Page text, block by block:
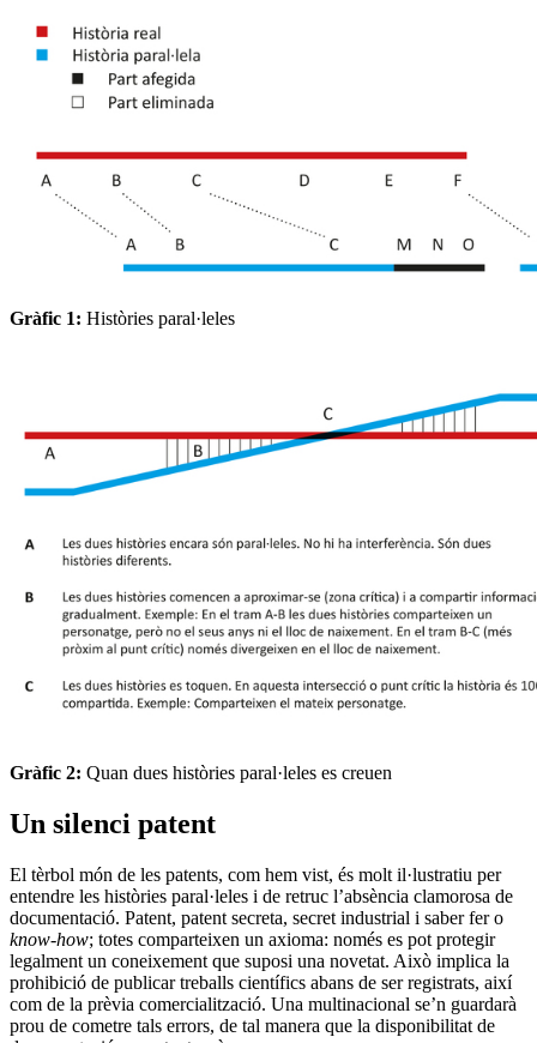
Gràfic 1: Històries paral·leles
Gràfic 2: Quan dues històries paral·leles es creuen
Un silenci patent
El tèrbol món de les patents, com hem vist, és molt il·lustratiu per
entendre les històries paral·leles i de retruc l’absència clamorosa de
documentació. Patent, patent secreta, secret industrial i saber fer o
know-how; totes comparteixen un axioma: només es pot protegir
legalment un coneixement que suposi una novetat. Això implica la
prohibició de publicar treballs científics abans de ser registrats, així
com de la prèvia comercialització. Una multinacional se’n guardarà
prou de cometre tals errors, de tal manera que la disponibilitat de